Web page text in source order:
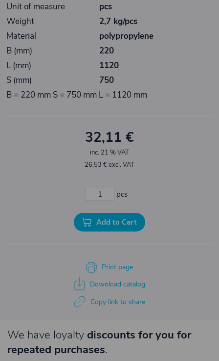
Unit of measure
pcs
Weight
2,7 kg/pcs
Material
polypropylene
B (mm)
220
L (mm)
1120
S (mm)
750
B = 220 mm S = 750 mm L = 1120 mm
32,11 €
inc. 21 % VAT
26,53 € excl. VAT
pcs
Add to Cart
Print page
Download catalog
Copy link to share
We have loyalty discounts for you for
repeated purchases.